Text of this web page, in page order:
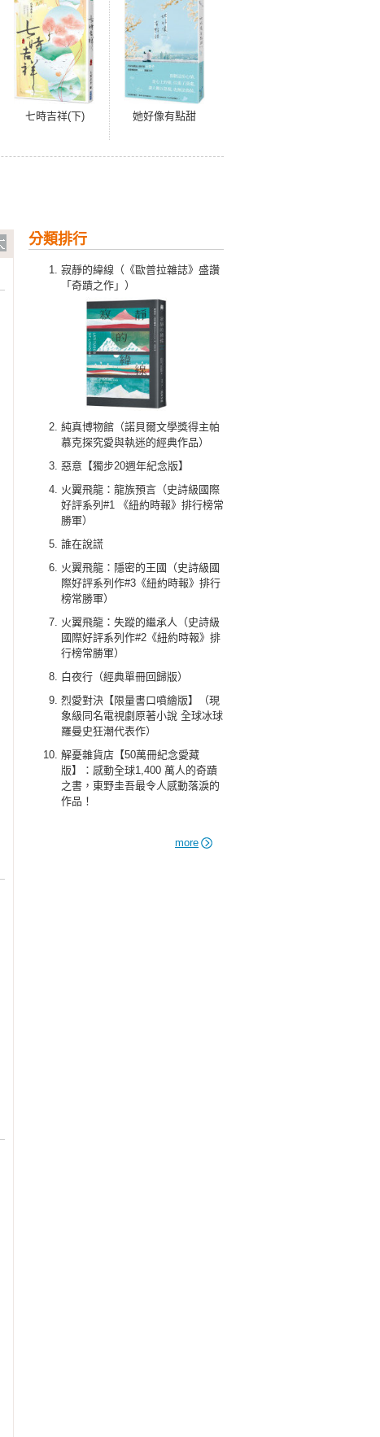
七時吉祥(下) 她好像有點甜
分類排行
寂靜的緯線（《歐普拉雜誌》盛讚
「奇蹟之作」）
純真博物館（諾貝爾文學獎得主帕
慕克探究愛與執迷的經典作品）
惡意【獨步20週年紀念版】
火翼飛龍：龍族預言（史詩級國際
好評系列#1 《紐約時報》排行榜常
勝軍）
誰在說謊
火翼飛龍：隱密的王國（史詩級國
際好評系列作#3《紐約時報》排行
榜常勝軍）
火翼飛龍：失蹤的繼承人（史詩級
國際好評系列作#2《紐約時報》排
行榜常勝軍）
白夜行（經典單冊回歸版）
烈愛對決【限量書口噴繪版】（現
象級同名電視劇原著小說 全球冰球
羅曼史狂潮代表作）
解憂雜貨店【50萬冊紀念愛藏
版】：感動全球1,400 萬人的奇蹟
之書，東野圭吾最令人感動落淚的
作品！
more